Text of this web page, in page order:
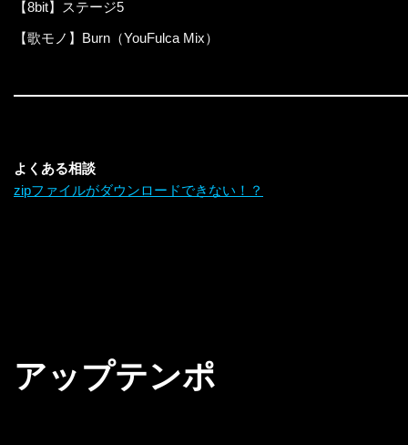
【8bit】ステージ5
【歌モノ】Burn（YouFulca Mix）
よくある相談
zipファイルがダウンロードできない！？
アップテンポ